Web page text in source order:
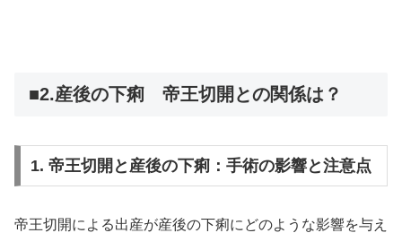
■2.産後の下痢 帝王切開との関係は？
1. 帝王切開と産後の下痢：手術の影響と注意点
帝王切開による出産が産後の下痢にどのような影響を与え